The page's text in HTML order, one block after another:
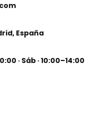
España
· Sáb · 10:00–14:00